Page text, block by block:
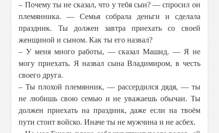
– Почему ты не сказал, что у тебя сын? — спросил он
племянника. — Семья собрала деньги и сделала
праздник. Ты должен завтра приехать со своей
женщиной и сыном. Как ты его назвал?
– У меня много работы, — сказал Машид. — Я не
могу приехать. Я назвал сына Владимиром, в честь
своего друга.
– Ты плохой племянник, — рассердился дядя, — ты
не любишь свою семью и не уважаешь обычаи. Ты
должен приехать на праздник, даже если на твоём
пути стоит войско. Иначе ты не мужчина и не асбех.